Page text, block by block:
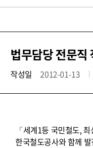
법무담당 전문직
작성일 2012-01-13
「세계1등 국민철도,
한국철도공사와 함께